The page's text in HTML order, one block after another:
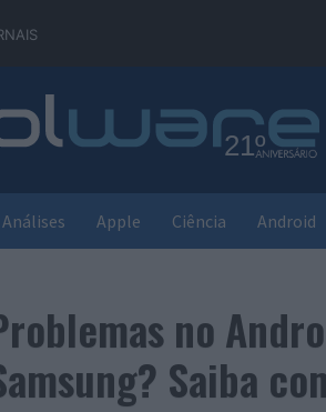
Análises Apple Ciência Android
no
Saiba